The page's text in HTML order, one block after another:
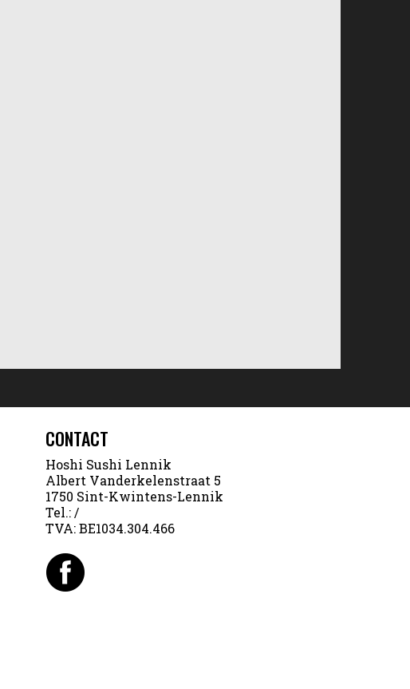
CONTACT
Hoshi Sushi Lennik
Albert Vanderkelenstraat 5
1750 Sint-Kwintens-Lennik
Tel.:/
TVA:BE1034.304.466